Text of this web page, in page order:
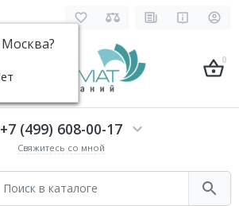
Москва?
0
+7 (499) 608-00-17
Свяжитесь со мной